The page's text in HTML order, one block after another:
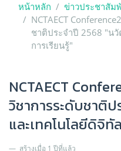
หน้าหลัก
ข่าวประชาสัม
NCTAECT
ชาติประจำปี 2568 "น
การเรียนรู้"
NCTAECT
วิชาการระดับชาติ
และเทคโนโลยีดิจิทั
สร้างเมื่อ 1 ปีที่แล้ว